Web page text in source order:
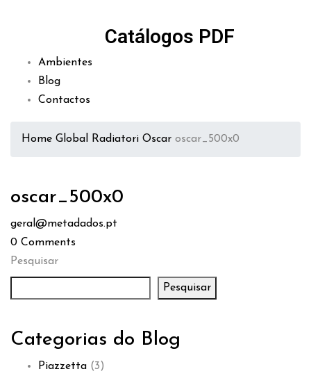
Catálogos PDF
Ambientes
Blog
Contactos
Home Global Radiatori Oscar oscar_500x0
oscar_500x0
geral@metadados.pt
0 Comments
Pesquisar
Pesquisar
Categorias do Blog
Piazzetta (3)